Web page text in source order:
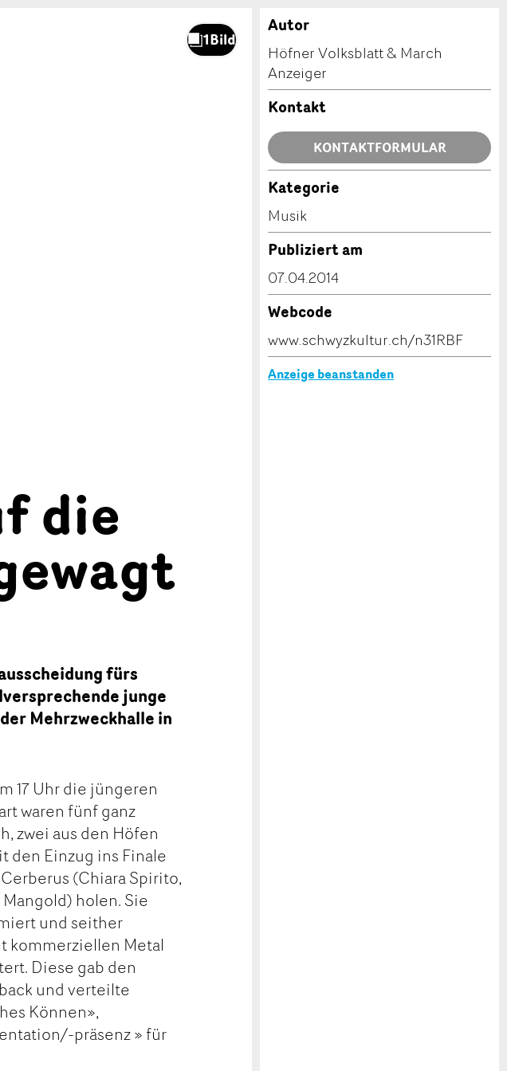
die
fürs
junge
Mehrzweckhalle in
17 Uhr die jüngeren
waren fünf ganz
zwei aus den Höfen
den Einzug ins Finale
(Chiara Spirito,
holen. Sie
und seither
kommerziellen Metal
Diese gab den
und verteilte
Können»,
präsenz » für
Autor
Höfner Volksblatt & March
Anzeiger
Kontakt
KONTAKTFORMULAR
Kategorie
Musik
Publiziert am
07.04.2014
Webcode
www.schwyzkultur.ch/n31RBF
Anzeige beanstanden